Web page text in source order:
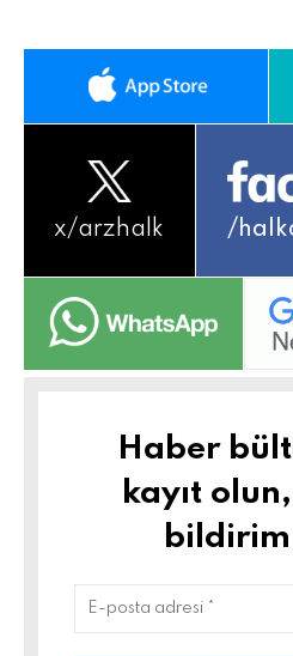
x/arzhalk /
Haber
kayıt
bildirim